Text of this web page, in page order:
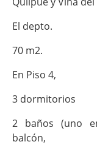
El depto.
70 m2.
En Piso 4,
3 dormitorios
2 baños (uno
balcón,